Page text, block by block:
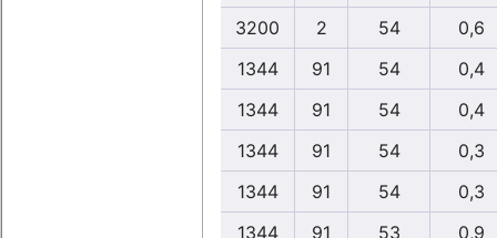
3200
2 54
0,6
1344
91 54
0,4
1344
91 54
0,4
1344
91 54
0,3
1344
91 54
0,3
1344
91 53
0,9